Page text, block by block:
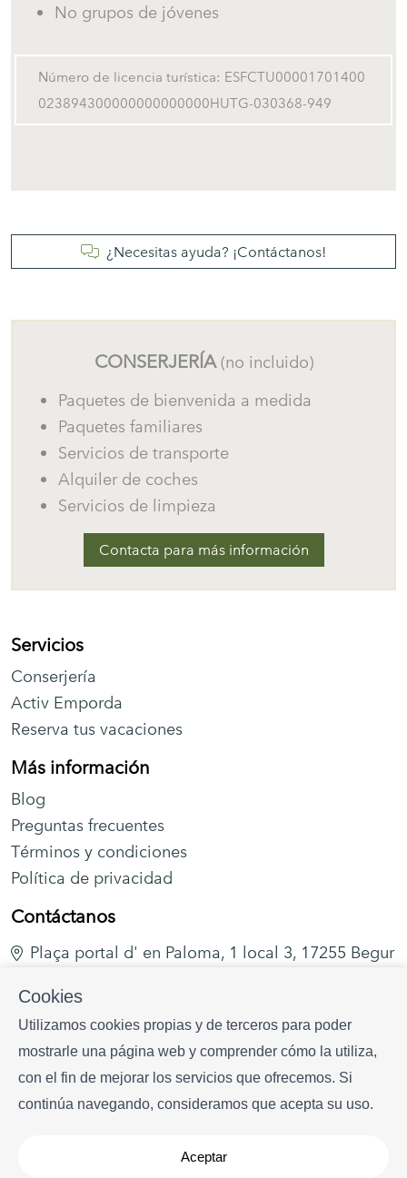
Cookies
Utilizamos cookies propias y de terceros para poder
mostrarle una página web y comprender cómo la utiliza,
con el fin de mejorar los servicios que ofrecemos. Si
continúa navegando, consideramos que acepta su uso.
Aceptar
No grupos de jóvenes
Número de licencia turística: ESFCTU00001701400
023894300000000000000HUTG-030368-949
¿Necesitas ayuda? ¡Contáctanos!
CONSERJERÍA (no incluido)
Paquetes de bienvenida a medida
Paquetes familiares
Servicios de transporte
Alquiler de coches
Servicios de limpieza
Contacta para más información
Servicios
Conserjería
Activ Emporda
Reserva tus vacaciones
Más información
Blog
Preguntas frecuentes
Términos y condiciones
Política de privacidad
Contáctanos
Plaça portal d' en Paloma, 1 local 3, 17255 Begur
+34 628 216 577
info
begurrentals.com